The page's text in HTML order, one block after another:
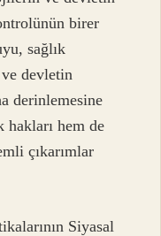
birer
sağlık
ve devletin
derinlemesine
hakları hem de
çıkarımlar
Siyasal